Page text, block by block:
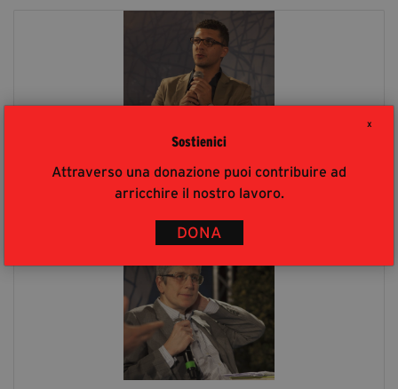
X
Sostienici
Attraverso una donazione puoi contribuire ad
arricchire il nostro lavoro.
DONA
Salvatore Ognibene